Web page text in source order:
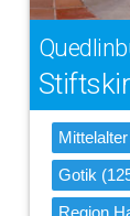
Mittelalter
Gotik
Region